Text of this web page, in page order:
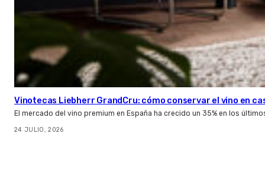
Vinotecas Liebherr GrandCru: cómo conservar el vino en
El mercado del vino premium en España ha crecido un 35% en los
24 JULIO, 2026